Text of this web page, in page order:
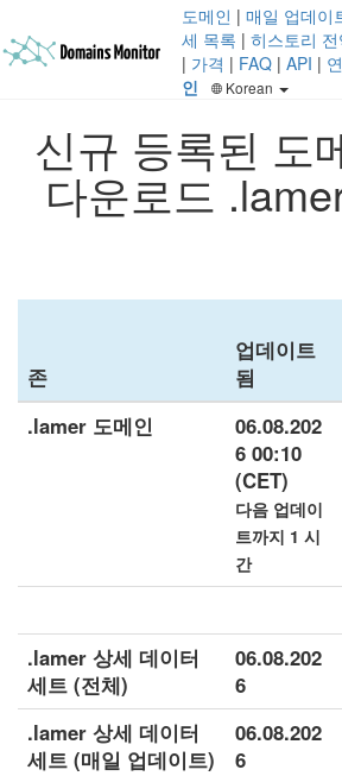
도메인 | 매일 업데이
세 목록 | 히스토리 전
| 가격 | FAQ | API |
인
Korean
신규 등록된 도
다운로드
존
업데이트
됨
.lamer 도메인
06.08.202
6 00:10
(CET)
다음 업데이
트까지 1 시
간
.lamer 상세 데이터
세트 (전체)
06.08.202
6
.lamer 상세 데이터
세트 (매일 업데이트)
06.08.202
6